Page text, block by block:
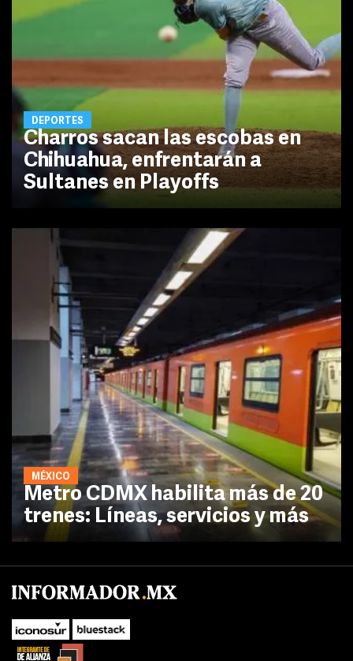
DEPORTES
Charros sacan las escobas en
Chihuahua, enfrentarán a
Sultanes en Playoffs
MÉXICO
Metro CDMX habilita más de 20
trenes: Líneas, servicios y más